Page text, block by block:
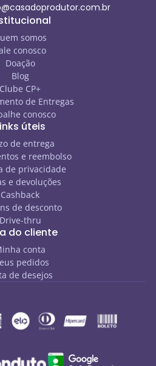
somos
conosco
Doação
Blog
Clube CP+
de Entregas
conosco
úteis
de entrega
e reembolso
de privacidade
e devoluções
Cashback
de desconto
Drive-thru
do cliente
conta
pedidos
de desejos